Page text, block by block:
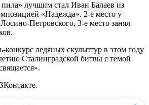
лучшим стал Иван Балаев из
«Надежда». 2-е место у
Петровского, 3-е место занял
ледяных скульптур в этом году
Сталинградской битвы с темой